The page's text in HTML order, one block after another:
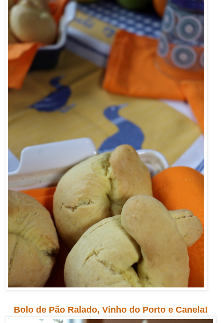
Bolo de Pão Ralado, Vinho do Porto e Canela!